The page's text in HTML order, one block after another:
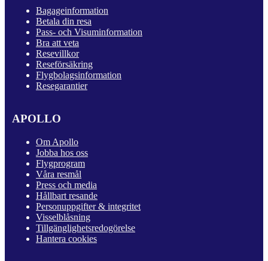
Bagageinformation
Betala din resa
Pass- och Visuminformation
Bra att veta
Resevillkor
Reseförsäkring
Flygbolagsinformation
Resegarantier
APOLLO
Om Apollo
Jobba hos oss
Flygprogram
Våra resmål
Press och media
Hållbart resande
Personuppgifter & integritet
Visselblåsning
Tillgänglighetsredogörelse
Hantera cookies